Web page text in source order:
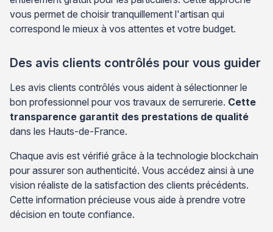
vous permet de choisir tranquillement l'artisan qui
correspond le mieux à vos attentes et votre budget.
Des avis clients contrôlés pour vous guider
Les avis clients contrôlés vous aident à sélectionner le
bon professionnel pour vos travaux de serrurerie. Cette
transparence garantit des prestations de qualité
dans les Hauts-de-France.
Chaque avis est vérifié grâce à la technologie blockchain
pour assurer son authenticité. Vous accédez ainsi à une
vision réaliste de la satisfaction des clients précédents.
Cette information précieuse vous aide à prendre votre
décision en toute confiance.